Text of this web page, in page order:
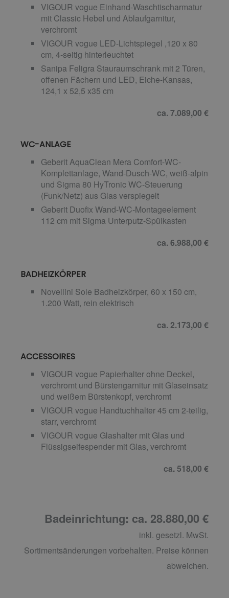
VIGOUR vogue Einhand-Waschtischarmatur
mit Classic Hebel und Ablaufgarnitur,
verchromt
VIGOUR vogue LED-Lichtspiegel ,120 x 80
cm, 4-seitig hinterleuchtet
Sanipa Feligra Stauraumschrank mit 2 Türen,
offenen Fächern und LED, Eiche-Kansas,
124,1 x 52,5 x35 cm
ca. 7.089,00 €
WC-ANLAGE
Geberit AquaClean Mera Comfort-WC-
Komplettanlage, Wand-Dusch-WC, weiß-alpin
und Sigma 80 HyTronic WC-Steuerung
(Funk/Netz) aus Glas verspiegelt
Geberit Duofix Wand-WC-Montageelement
112 cm mit Sigma Unterputz-Spülkasten
ca. 6.988,00 €
BADHEIZKÖRPER
Novellini Sole Badheizkörper, 60 x 150 cm,
1.200 Watt, rein elektrisch
ca. 2.173,00 €
ACCESSOIRES
VIGOUR vogue Papierhalter ohne Deckel,
verchromt und Bürstengarnitur mit Glaseinsatz
und weißem Bürstenkopf, verchromt
VIGOUR vogue Handtuchhalter 45 cm 2-teilig,
starr, verchromt
VIGOUR vogue Glashalter mit Glas und
Flüssigseifespender mit Glas, verchromt
ca. 518,00 €
Badeinrichtung: ca. 28.880,00 €
inkl. gesetzl. MwSt.
Sortimentsänderungen vorbehalten. Preise können
abweichen.